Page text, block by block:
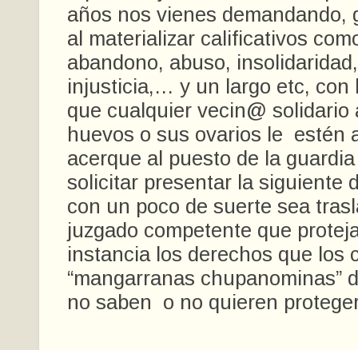
años nos vienes demandando,
al materializar calificativos
abandono, abuso,
injusticia,… y un largo etc, con
que cualquier vecin@ solidario
huevos o sus ovarios le estén
acerque al puesto de la
solicitar presentar la siguiente
con un poco de suerte sea
juzgado competente que
instancia los derechos que los
“mangarranas chupanominas”
no saben o no quieren